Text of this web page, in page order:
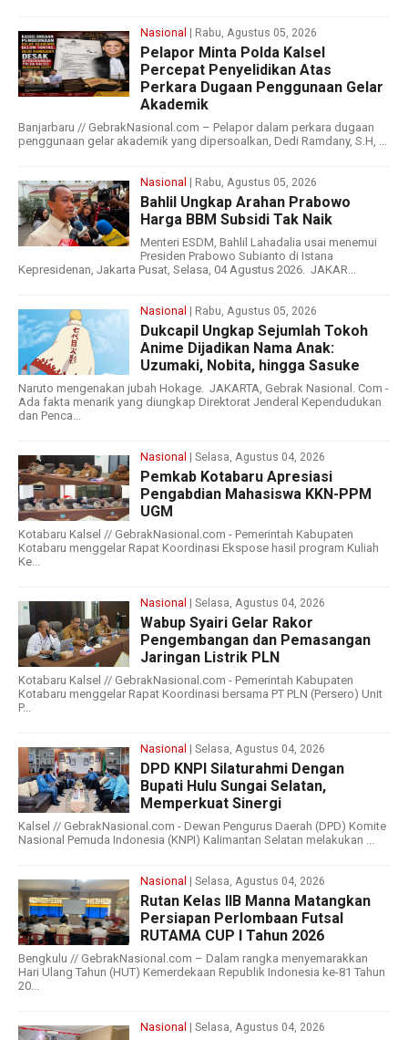
Nasional | Rabu, Agustus 05, 2026
Pelapor Minta Polda Kalsel
Percepat Penyelidikan Atas
Perkara Dugaan Penggunaan Gelar
Akademik
Banjarbaru // GebrakNasional.com – Pelapor dalam perkara dugaan
penggunaan gelar akademik yang dipersoalkan, Dedi Ramdany, S.H, ...
Nasional | Rabu, Agustus 05, 2026
Bahlil Ungkap Arahan Prabowo
Harga BBM Subsidi Tak Naik
Menteri ESDM, Bahlil Lahadalia usai menemui
Presiden Prabowo Subianto di Istana
Kepresidenan, Jakarta Pusat, Selasa, 04 Agustus 2026. JAKAR...
Nasional | Rabu, Agustus 05, 2026
Dukcapil Ungkap Sejumlah Tokoh
Anime Dijadikan Nama Anak:
Uzumaki, Nobita, hingga Sasuke
Naruto mengenakan jubah Hokage. JAKARTA, Gebrak Nasional. Com -
Ada fakta menarik yang diungkap Direktorat Jenderal Kependudukan
dan Penca...
Nasional | Selasa, Agustus 04, 2026
Pemkab Kotabaru Apresiasi
Pengabdian Mahasiswa KKN-PPM
UGM
Kotabaru Kalsel // GebrakNasional.com - Pemerintah Kabupaten
Kotabaru menggelar Rapat Koordinasi Ekspose hasil program Kuliah
Ke...
Nasional | Selasa, Agustus 04, 2026
Wabup Syairi Gelar Rakor
Pengembangan dan Pemasangan
Jaringan Listrik PLN
Kotabaru Kalsel // GebrakNasional.com - Pemerintah Kabupaten
Kotabaru menggelar Rapat Koordinasi bersama PT PLN (Persero) Unit
P...
Nasional | Selasa, Agustus 04, 2026
DPD KNPI Silaturahmi Dengan
Bupati Hulu Sungai Selatan,
Memperkuat Sinergi
Kalsel // GebrakNasional.com - Dewan Pengurus Daerah (DPD) Komite
Nasional Pemuda Indonesia (KNPI) Kalimantan Selatan melakukan ...
Nasional | Selasa, Agustus 04, 2026
Rutan Kelas IIB Manna Matangkan
Persiapan Perlombaan Futsal
RUTAMA CUP I Tahun 2026
Bengkulu // GebrakNasional.com – Dalam rangka menyemarakkan
Hari Ulang Tahun (HUT) Kemerdekaan Republik Indonesia ke-81 Tahun
20...
Nasional | Selasa, Agustus 04, 2026